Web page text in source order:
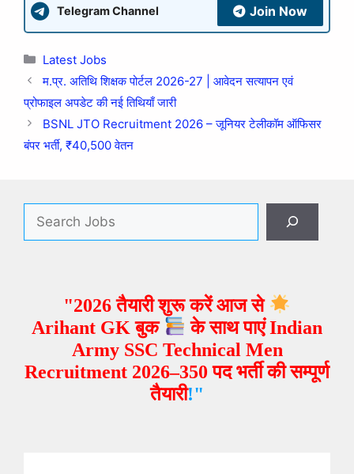
Telegram Channel Join Now
Latest Jobs
म.प्र. अतिथि शिक्षक पोर्टल 2026-27 | आवेदन सत्यापन एवं
प्रोफाइल अपडेट की नई तिथियाँ जारी
BSNL JTO Recruitment 2026 – जूनियर टेलीकॉम ऑफिसर
बंपर भर्ती, ₹40,500 वेतन
"2026 तैयारी शुरू करें आज से
Arihant GK बुक
के साथ पाएं Indian
Army SSC Technical Men
Recruitment 2026–350 पद भर्तीकी सम्पूर्ण
तैयारी!"